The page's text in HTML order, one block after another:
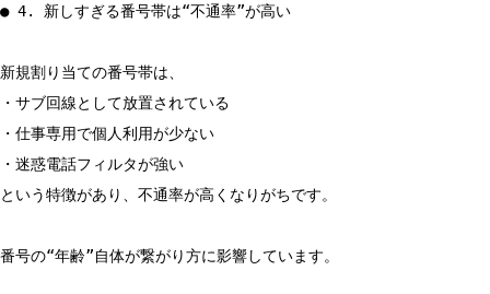
● 4. 新しすぎる番号帯は“不通率”が高い
新規割り当ての番号帯は、
・サブ回線として放置されている
・仕事専用で個人利用が少ない
・迷惑電話フィルタが強い
という特徴があり、不通率が高くなりがちです。
番号の“年齢”自体が繋がり方に影響しています。